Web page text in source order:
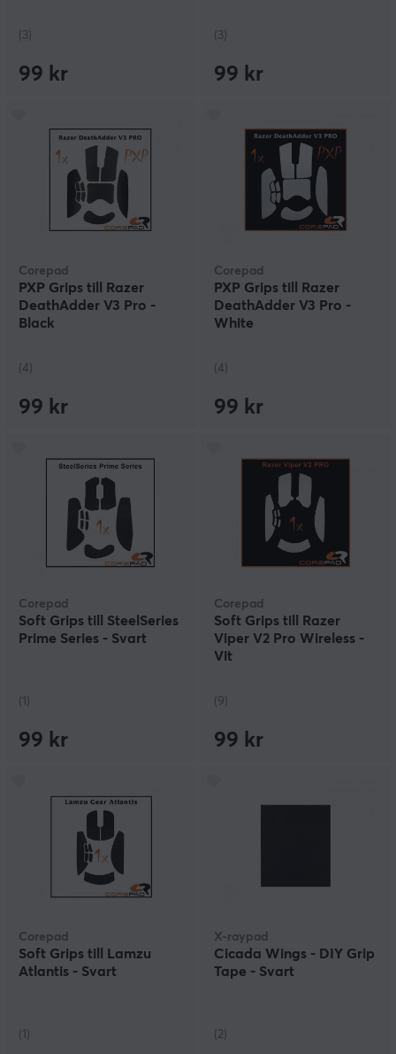
(3)
99 kr
(3)
99 kr
Corepad
PXP Grips till Razer
DeathAdder V3 Pro -
Black
(4)
99 kr
Corepad
PXP Grips till Razer
DeathAdder V3 Pro -
White
(4)
99 kr
Corepad
Soft Grips till SteelSeries
Prime Series - Svart
(1)
99 kr
Corepad
Soft Grips till Razer
Viper V2 Pro Wireless -
Vit
(9)
99 kr
Corepad
Soft Grips till Lamzu
Atlantis - Svart
(1)
X-raypad
Cicada Wings - DIY Grip
Tape - Svart
(2)